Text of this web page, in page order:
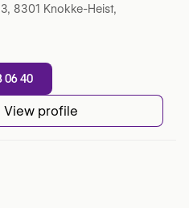
8301 Knokke-Heist,
06 40
View profile